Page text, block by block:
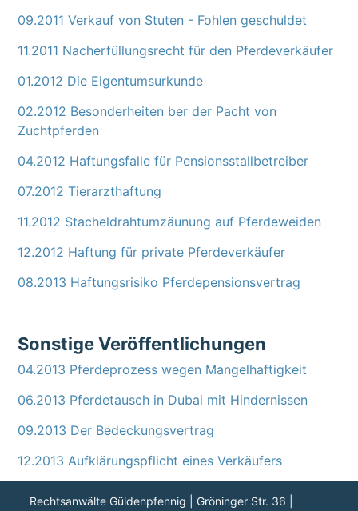
09.2011 Verkauf von Stuten - Fohlen geschuldet
11.2011 Nacherfüllungsrecht für den Pferdeverkäufer
01.2012 Die Eigentumsurkunde
02.2012 Besonderheiten ber der Pacht von
Zuchtpferden
04.2012 Haftungsfalle für Pensionsstallbetreiber
07.2012 Tierarzthaftung
11.2012 Stacheldrahtumzäunung auf Pferdeweiden
12.2012 Haftung für private Pferdeverkäufer
08.2013 Haftungsrisiko Pferdepensionsvertrag
Sonstige Veröffentlichungen
04.2013 Pferdeprozess wegen Mangelhaftigkeit
06.2013 Pferdetausch in Dubai mit Hindernissen
09.2013 Der Bedeckungsvertrag
12.2013 Aufklärungspflicht eines Verkäufers
Rechtsanwälte Güldenpfennig | Gröninger Str. 36 |